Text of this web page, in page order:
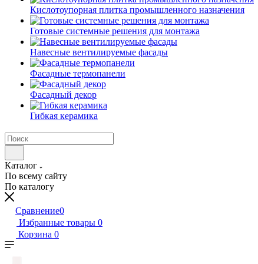
Кислотоупорная плитка промышленного назначения
Готовые системные решения для монтажа
Навесные вентилируемые фасады
Фасадные термопанели
Фасадный декор
Гибкая керамика
Каталог
По всему сайту
По каталогу
Сравнение0
Избранные товары 0
Корзина 0